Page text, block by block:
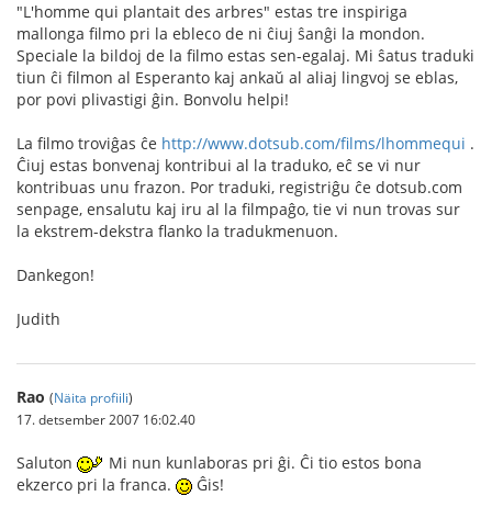
"L'homme qui plantait des arbres" estas tre inspiriga
mallonga filmo pri la ebleco de ni ĉiuj ŝanĝi la mondon.
Speciale la bildoj de la filmo estas sen-egalaj. Mi ŝatus traduki
tiun ĉi filmon al Esperanto kaj ankaŭ al aliaj lingvoj se eblas,
por povi plivastigi ĝin. Bonvolu helpi!
La filmo troviĝas ĉe http://www.dotsub.com/films/lhommequi .
Ĉiuj estas bonvenaj kontribui al la traduko, eĉ se vi nur
kontribuas unu frazon. Por traduki, registriĝu ĉe dotsub.com
senpage, ensalutu kaj iru al la filmpaĝo, tie vi nun trovas sur
la ekstrem-dekstra flanko la tradukmenuon.
Dankegon!
Judith
Rao (Näita profiili)
17. detsember 2007 16:02.40
Saluton
Mi nun kunlaboras pri ĝi. Ĉi tio estos bona
ekzerco pri la franca.
Ĝis!